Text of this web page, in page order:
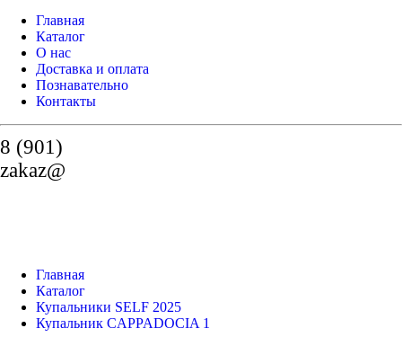
Главная
Каталог
О нас
Доставка и оплата
Познавательно
Контакты
8 (901)
zakaz@
Главная
Каталог
Купальники SELF 2025
Купальник CAPPADOCIA 1